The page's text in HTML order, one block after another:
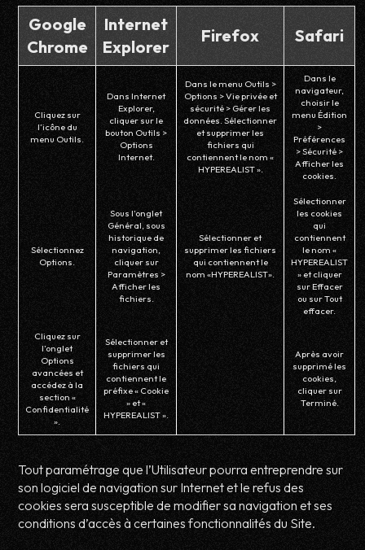
Google
Chrome
Internet
Explorer
Firefox Safari
Cliquez sur
l’icône du
menu Outils.
Dans Internet
Explorer,
cliquer sur le
bouton Outils >
Options
Internet.
Dans le menu Outils >
Options > Vie privée et
sécurité > Gérer les
données. Sélectionner
et supprimer les
fichiers qui
contiennent le nom «
HYPEREALIST ».
Dans le
navigateur,
choisir le
menu Édition
>
Préférences
> Sécurité >
Afficher les
cookies.
Sélectionnez
Options.
Sous l’onglet
Général, sous
historique de
navigation,
cliquer sur
Paramètres >
Afficher les
fichiers.
Sélectionner et
supprimer les fichiers
qui contiennent le
nom «HYPEREALIST».
Sélectionner
les cookies
qui
contiennent
le nom «
HYPEREALIST
» et cliquer
sur Effacer
ou sur Tout
effacer.
Cliquez sur
l’onglet
Options
avancées et
accédez à la
section «
Confidentialité
».
Sélectionner et
supprimer les
fichiers qui
contiennent le
préfixe « Cookie
» et «
HYPEREALIST ».
Après avoir
supprimé les
cookies,
cliquer sur
Terminé.
Tout paramétrage que l’Utilisateur pourra entreprendre sur
son logiciel de navigation sur Internet et le refus des
cookies sera susceptible de modifier sa navigation et ses
conditions d’accès à certaines fonctionnalités du Site.